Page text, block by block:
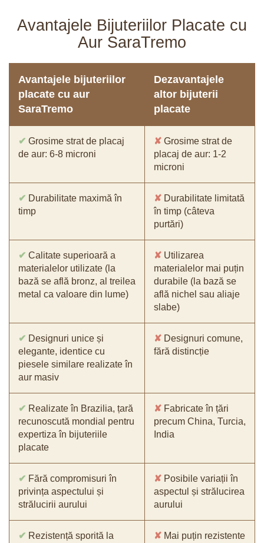
Avantajele Bijuteriilor Placate cu
Aur SaraTremo
Avantajele bijuteriilor
placate cu aur
SaraTremo
Dezavantajele
altor bijuterii
placate
✔ Grosime strat de placaj
de aur: 6-8 microni
✘ Grosime strat de
placaj de aur: 1-2
microni
✔ Durabilitate maximă în
timp
✘ Durabilitate limitată
în timp (câteva
purtări)
✔ Calitate superioară a
materialelor utilizate (la
bază se află bronz, al treilea
metal ca valoare din lume)
✘ Utilizarea
materialelor mai puțin
durabile (la bază se
află nichel sau aliaje
slabe)
✔ Designuri unice și
elegante, identice cu
piesele similare realizate în
aur masiv
✘ Designuri comune,
fără distincție
✔ Realizate în Brazilia, țară
recunoscută mondial pentru
expertiza în bijuteriile
placate
✘ Fabricate în țări
precum China, Turcia,
India
✔ Fără compromisuri în
privința aspectului și
strălucirii aurului
✘ Posibile variații în
aspectul și strălucirea
aurului
✔ Rezistență sporită la
✘ Mai puțin rezistente